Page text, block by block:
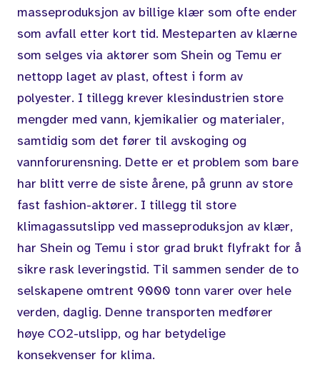
masseproduksjon av billige klær som ofte ender
som avfall etter kort tid. Mesteparten av klærne
som selges via aktører som Shein og Temu er
nettopp laget av plast, oftest i form av
polyester. I tillegg krever klesindustrien store
mengder med vann, kjemikalier og materialer,
samtidig som det fører til avskoging og
vannforurensning. Dette er et problem som bare
har blitt verre de siste årene, på grunn av store
fast fashion-aktører. I tillegg til store
klimagassutslipp ved masseproduksjon av klær,
har Shein og Temu i stor grad brukt flyfrakt for å
sikre rask leveringstid. Til sammen sender de to
selskapene omtrent 9000 tonn varer over hele
verden, daglig. Denne transporten medfører
høye CO2-utslipp, og har betydelige
konsekvenser for klima.